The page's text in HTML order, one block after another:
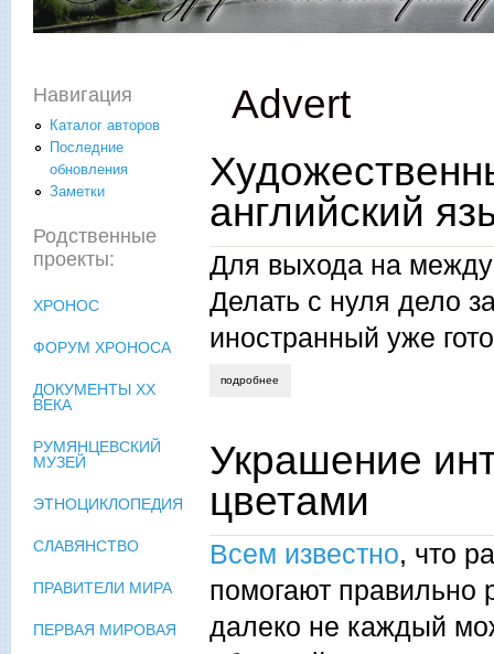
Advert
английский
Для выхода на
Делать с нуля дело
иностранный уже
подробнее
Украшение
цветами
Всем известно, что
помогают правильно
далеко не каждый
Навигация
Каталог авторов
Последние
обновления
Заметки
Родственные
проекты:
ХРОНОС
ФОРУМ ХРОНОСА
ДОКУМЕНТЫ XX
ВЕКА
РУМЯНЦЕВСКИЙ
МУЗЕЙ
ЭТНОЦИКЛОПЕДИЯ
СЛАВЯНСТВО
ПРАВИТЕЛИ МИРА
ПЕРВАЯ МИРОВАЯ